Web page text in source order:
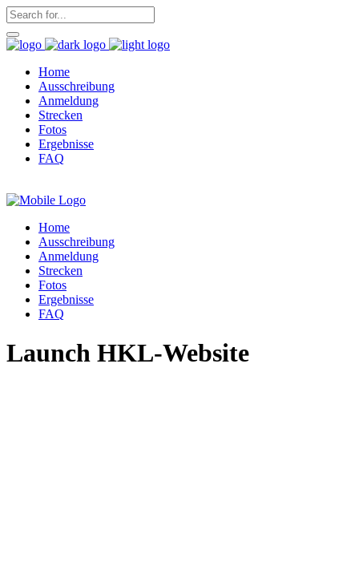
Home
Ausschreibung
Anmeldung
Strecken
Fotos
Ergebnisse
FAQ
Home
Ausschreibung
Anmeldung
Strecken
Fotos
Ergebnisse
FAQ
Launch HKL-Website